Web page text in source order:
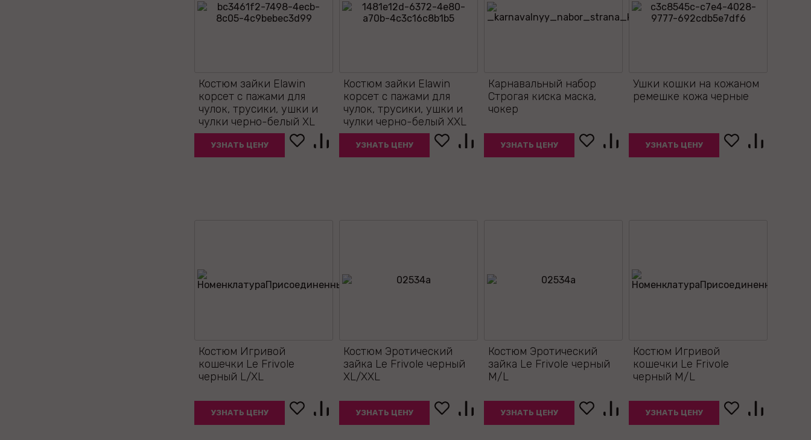
Костюм зайки Elawin
корсет с пажами для
чулок, трусики, ушки и
чулки черно-белый XL
УЗНАТЬ ЦЕНУ
Костюм зайки Elawin
корсет с пажами для
чулок, трусики, ушки и
чулки черно-белый XXL
УЗНАТЬ ЦЕНУ
Карнавальный набор
Строгая киска маска,
чокер
УЗНАТЬ ЦЕНУ
Ушки кошки на кожаном
ремешке кожа черные
УЗНАТЬ ЦЕНУ
Костюм Игривой
кошечки Le Frivole
черный L/XL
УЗНАТЬ ЦЕНУ
Костюм Эротический
зайка Le Frivole черный
XL/XXL
УЗНАТЬ ЦЕНУ
Костюм Эротический
зайка Le Frivole черный
M/L
УЗНАТЬ ЦЕНУ
Костюм Игривой
кошечки Le Frivole
черный M/L
УЗНАТЬ ЦЕНУ